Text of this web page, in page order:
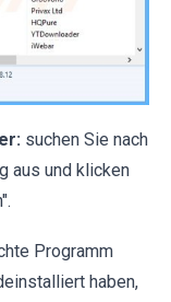
suchen Sie nach
aus und klicken
Programm
haben,